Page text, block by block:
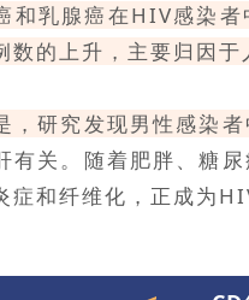
和乳腺癌在HIV感染者
数的上升，主要归因
，研究发现男性感染
有关。随着肥胖、糖
症和纤维化，正成为